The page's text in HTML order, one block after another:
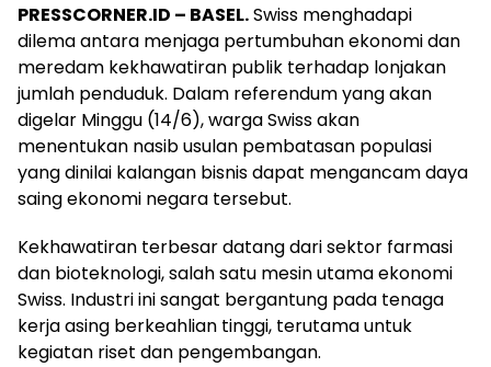
PRESSCORNER.ID – BASEL.Swiss menghadapi
dilema antara menjaga pertumbuhan ekonomi dan
meredam kekhawatiran publik terhadap lonjakan
jumlah penduduk. Dalam referendum yang akan
digelar Minggu (14/6), warga Swiss akan
menentukan nasib usulan pembatasan populasi
yang dinilai kalangan bisnis dapat mengancam daya
saing ekonomi negara tersebut.
Kekhawatiran terbesar datang dari sektor farmasi
dan bioteknologi, salah satu mesin utama ekonomi
Swiss. Industri ini sangat bergantung pada tenaga
kerja asing berkeahlian tinggi, terutama untuk
kegiatan riset dan pengembangan.